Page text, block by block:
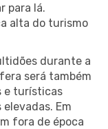
para lá.
alta do turismo
durante a
será também
e turísticas
Em
fora de época